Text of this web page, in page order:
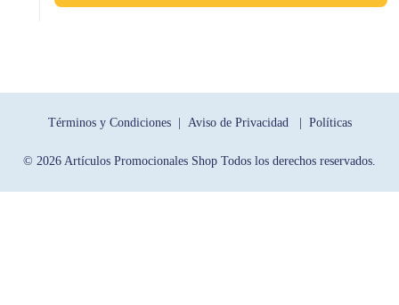
Términos y Condiciones | Aviso de Privacidad | Políticas
© 2026 Artículos Promocionales Shop Todos los derechos reservados.